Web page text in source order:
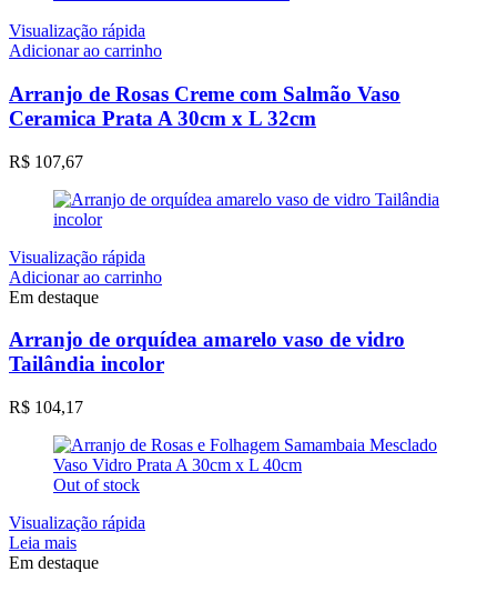
Visualização rápida
Adicionar ao carrinho
Arranjo de Rosas Creme com Salmão Vaso
Ceramica Prata A 30cm x L 32cm
R$ 107,67
Visualização rápida
Adicionar ao carrinho
Em destaque
Arranjo de orquídea amarelo vaso de vidro
Tailândia incolor
R$ 104,17
Out of stock
Visualização rápida
Leia mais
Em destaque